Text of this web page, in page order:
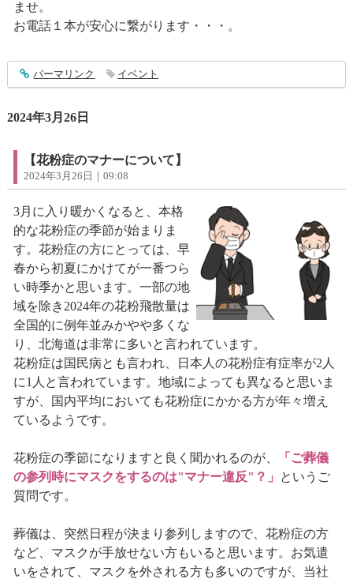
ませ。
お電話１本が安心に繋がります・・・。
entry4303
パーマリンク イベント
2024年3月26日
【花粉症のマナーについて】
2024年3月26日｜09:08
3月に入り暖かくなると、本格
的な花粉症の季節が始まりま
す。花粉症の方にとっては、早
春から初夏にかけてが一番つら
い時季かと思います。一部の地
域を除き2024年の花粉飛散量は
全国的に例年並みかやや多くな
り、北海道は非常に多いと言われています。
花粉症は国民病とも言われ、日本人の花粉症有症率が2人
に1人と言われています。地域によっても異なると思いま
すが、国内平均においても花粉症にかかる方が年々増え
ているようです。
花粉症の季節になりますと良く聞かれるのが、
「ご葬儀
の参列時にマスクをするのは"マナー違反"？」
というご
質問です。
葬儀は、突然日程が決まり参列しますので、花粉症の方
など、マスクが手放せない方もいると思います。お気遣
いをされて、マスクを外される方も多いのですが、当社